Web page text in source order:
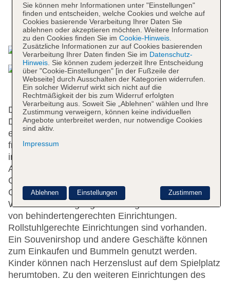
Das bietet Ihre Unterkunft
Das Feriendorf bietet 36 Zimmer, 2 Suiten und 32
Doppelzimmer auf 3 Etagen, die mit einem Aufzug
erreichbar sind. Englisch- und
französischsprachiges Personal an der Rezeption
im Empfangsbereich steht zur Seite beim Ein- und
Auschecken. Die Einrichtung umfasst eine
Gepäckaufbewahrung, einen Safe und einen
Getränkeautomaten. In der Unterbringung steht
WLAN zur Verfügung. Die Anlage bietet eine Reihe
von behindertengerechten Einrichtungen.
Rollstuhlgerechte Einrichtungen sind vorhanden.
Ein Souvenirshop und andere Geschäfte können
zum Einkaufen und Bummeln genutzt werden.
Kinder können nach Herzenslust auf dem Spielplatz
herumtoben. Zu den weiteren Einrichtungen des
Sie können mehr Informationen unter "Einstellungen"
finden und entscheiden, welche Cookies und welche auf
Cookies basierende Verarbeitung Ihrer Daten Sie
ablehnen oder akzeptieren möchten. Weitere Information
zu den Cookies finden Sie im Cookie-Hinweis.
Zusätzliche Informationen zur auf Cookies basierenden
Verarbeitung Ihrer Daten finden Sie im Datenschutz-
Hinweis. Sie können zudem jederzeit Ihre Entscheidung
über "Cookie-Einstellungen" [in der Fußzeile der
Webseite] durch Ausschalten der Kategorien widerrufen.
Ein solcher Widerruf wirkt sich nicht auf die
Rechtmäßigkeit der bis zum Widerruf erfolgten
Verarbeitung aus. Soweit Sie „Ablehnen“ wählen und Ihre
Zustimmung verweigern, können keine individuellen
Angebote unterbreitet werden, nur notwendige Cookies
sind aktiv.
Impressum
Zustimmen
Ablehnen Einstellungen